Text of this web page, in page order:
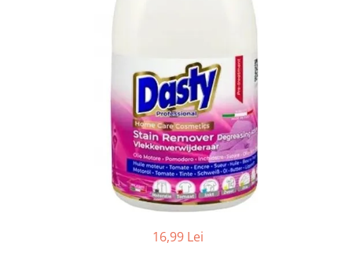
Folii si pungi alimentare
Vesela de unica folosinta
intretinere masina spalat vase
16,99 Lei